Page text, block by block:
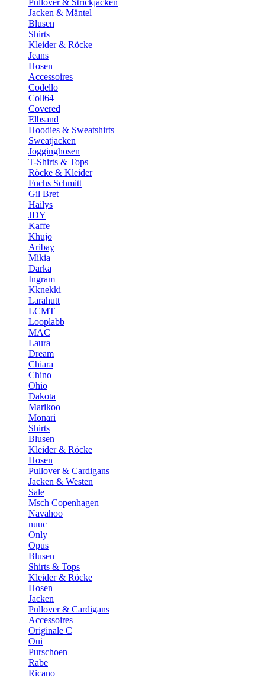
Pullover & Strickjacken
Jacken & Mäntel
Blusen
Shirts
Kleider & Röcke
Jeans
Hosen
Accessoires
Codello
Coll64
Covered
Elbsand
Hoodies & Sweatshirts
Sweatjacken
Jogginghosen
T-Shirts & Tops
Röcke & Kleider
Fuchs Schmitt
Gil Bret
Hailys
JDY
Kaffe
Khujo
Aribay
Mikia
Darka
Ingram
Kknekki
Larahutt
LCMT
Looplabb
MAC
Laura
Dream
Chiara
Chino
Ohio
Dakota
Marikoo
Monari
Shirts
Blusen
Kleider & Röcke
Hosen
Pullover & Cardigans
Jacken & Westen
Sale
Msch Copenhagen
Navahoo
nuuc
Only
Opus
Blusen
Shirts & Tops
Kleider & Röcke
Hosen
Jacken
Pullover & Cardigans
Accessoires
Originale C
Oui
Purschoen
Rabe
Ricano